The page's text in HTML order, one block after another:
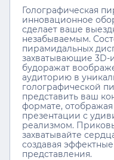
Голографическая
инновационное
сделает ваше
незабываемым.
пирамидальных
захватывающие 3D-
будоражат
аудиторию в
голографической
представить ваш
формате, отображая
презентации с
реализмом.
захватывайте
создавая
представления.